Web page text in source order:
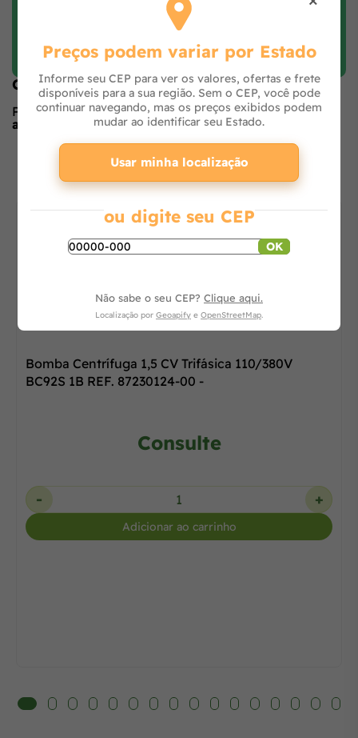
Faça login e avalie
Opiniões de quem comprou o produto
Produto ainda sem avaliações,seja o primeiro a
avaliar
no formulário ao lado.
Bomba Centrífuga 1,5 CV Trifásica 110/380V
BC92S 1B REF. 87230124-00 -
Consulte
- +
Adicionar ao carrinho
Preços podem variar por Estado
Informe seu CEP para ver os valores, ofertas e frete
disponíveis para a sua região. Sem o CEP, você pode
continuar navegando, mas os preços exibidos podem
mudar ao identificar seu Estado.
Usar minha localização
ou digite seu CEP
OK
Não sabe o seu CEP? Clique aqui.
Localização por Geoapify e OpenStreetMap